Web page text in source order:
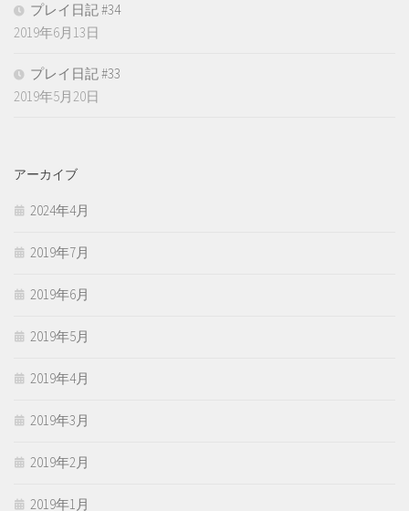
プレイ日記 #34
2019年6月13日
プレイ日記 #33
2019年5月20日
アーカイブ
2024年4月
2019年7月
2019年6月
2019年5月
2019年4月
2019年3月
2019年2月
2019年1月